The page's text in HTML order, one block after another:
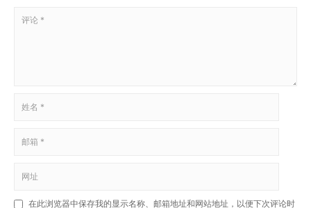
在此浏览器中保存我的显示名称、邮箱地址和网站地址，以便下次评论时